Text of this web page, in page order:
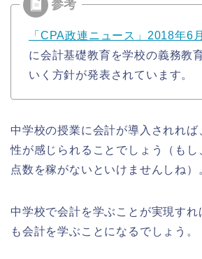
「CPA政連ニュース」2018年6
に会計基礎教育を学校の義務教
いく方針が発表されています。
中学校の授業に会計が導入されれ
性が感じられることでしょう（もし
点数を稼がないといけませんしね）
中学校で会計を学ぶことが実現す
も会計を学ぶことになるでしょう。